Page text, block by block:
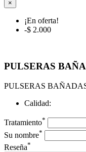
×
¡En oferta!
-$ 2.000
PULSERAS
PULSERAS
Calidad:
Tratamiento*
Su nombre*
Reseña*